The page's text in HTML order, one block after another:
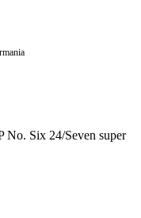
No. Six 24/Seven super